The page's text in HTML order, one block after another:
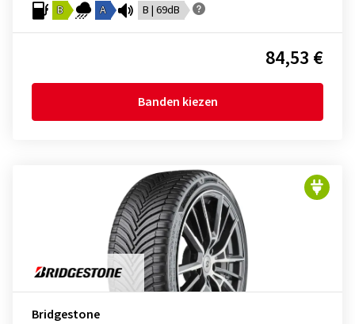
B A B | 69dB
84,53 €
Banden kiezen
Bridgestone